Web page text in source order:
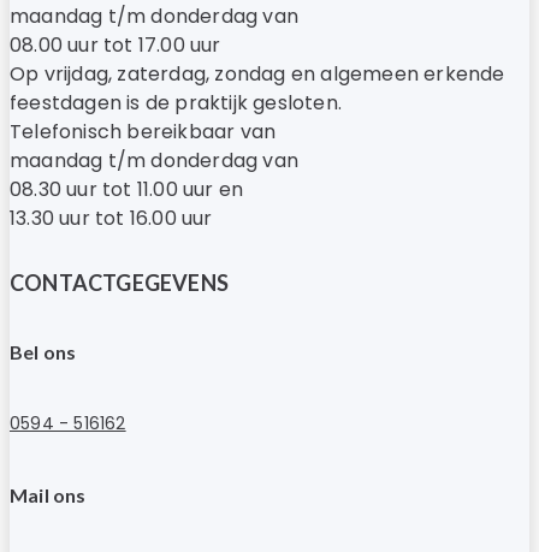
maandag t/m donderdag van
08.00 uur tot 17.00 uur
Op vrijdag, zaterdag, zondag en algemeen erkende
feestdagen is de praktijk gesloten.
Telefonisch bereikbaar van
maandag t/m donderdag van
08.30 uur tot 11.00 uur en
13.30 uur tot 16.00 uur
CONTACTGEGEVENS
Bel ons
0594 - 516162
Mail ons